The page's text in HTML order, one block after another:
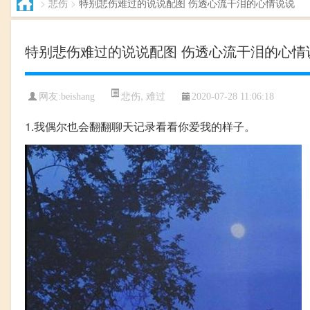
特别悲伤难过的说说配图 伤透心流干泪的心情
网友:beishang 悲伤, 难过 2020-07-28 11:06:18
1.我偶尔也会翻翻聊天记录看看你爱我的样子。